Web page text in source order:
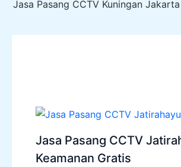
Jasa Pasang CCTV
Keamanan Gratis